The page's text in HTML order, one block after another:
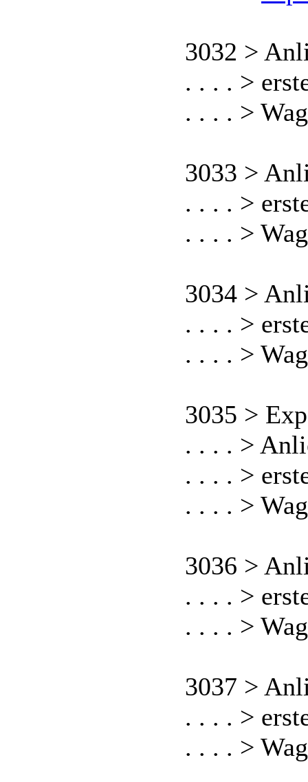
3032 >
. . . . >
. . . . >
3033 >
. . . . >
. . . . >
3034 >
. . . . >
. . . . >
3035 >
. . . . >
. . . . >
. . . . >
3036 >
. . . . >
. . . . >
3037 >
. . . . >
. . . . >